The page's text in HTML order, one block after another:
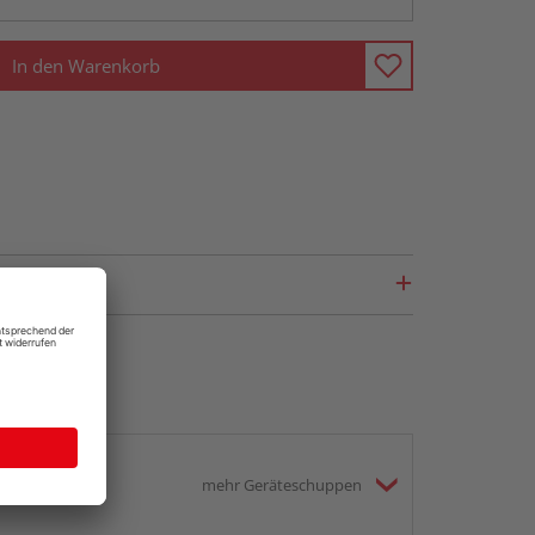
In den Warenkorb
mehr Geräteschuppen